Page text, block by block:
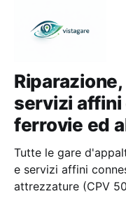
servizi affini
ferrovie ed
Tutte le gare
e servizi affini
attrezzature (CPV